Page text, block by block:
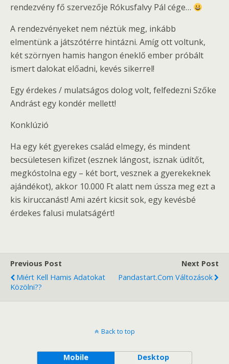
rendezvény fő szervezője Rókusfalvy Pál cége…
A rendezvényeket nem néztük meg, inkább
elmentünk a játszótérre hintázni. Amíg ott voltunk,
két szörnyen hamis hangon éneklő ember próbált
ismert dalokat előadni, kevés sikerrel!
Egy érdekes / mulatságos dolog volt, felfedezni Szőke
Andrást egy kondér mellett!
Konklúzió
Ha egy két gyerekes család elmegy, és mindent
becsületesen kifizet (esznek lángost, isznak üdítőt,
megkóstolna egy – két bort, vesznek a gyerekeknek
ajándékot), akkor 10.000 Ft alatt nem ússza meg ezt a
kis kiruccanást! Ami azért kicsit sok, egy kevésbé
érdekes falusi mulatságért!
Previous Post
Miért Kell Hamis Adatokat
Közölni??
Next Post
Pandastart.com Változások
Back to top
Mobile Desktop